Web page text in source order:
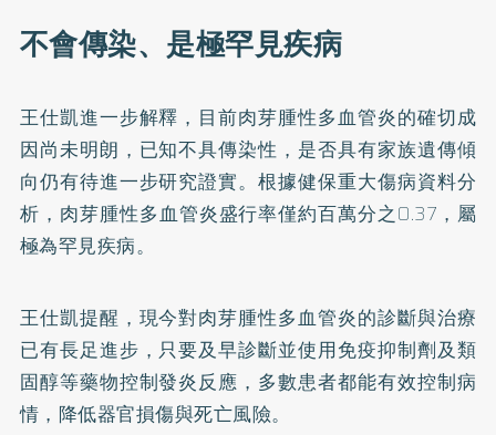
不會傳染、是極罕見疾病
王仕凱進一步解釋，目前肉芽腫性多血管炎的確切成
因尚未明朗，已知不具傳染性，是否具有家族遺傳傾
向仍有待進一步研究證實。根據健保重大傷病資料分
析，肉芽腫性多血管炎盛行率僅約百萬分之0.37，屬
極為罕見疾病。
王仕凱提醒，現今對肉芽腫性多血管炎的診斷與治療
已有長足進步，只要及早診斷並使用免疫抑制劑及類
固醇等藥物控制發炎反應，多數患者都能有效控制病
情，降低器官損傷與死亡風險。